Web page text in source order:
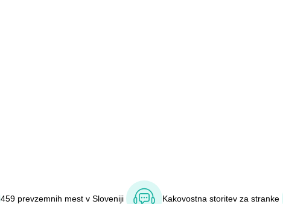
459 prevzemnih mest v Sloveniji Kakovostna storitev za stranke